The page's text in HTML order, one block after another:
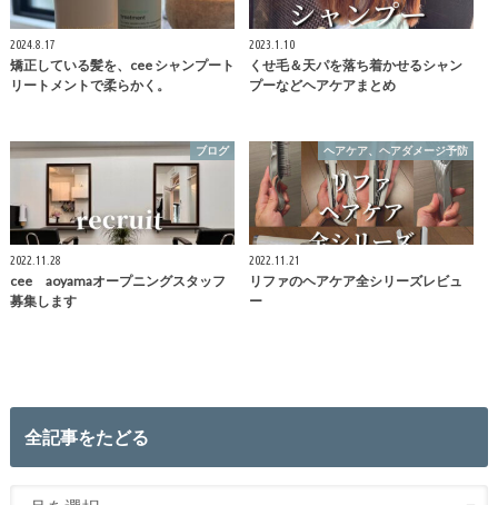
2024.8.17
矯正している髪を、cee シャンプート
リートメントで柔らかく。
2023.1.10
くせ毛＆天パを落ち着かせるシャン
プーなどヘアケアまとめ
ブログ
2022.11.28
cee aoyamaオープニングスタッフ
募集します
ヘアケア、ヘアダメージ予防
2022.11.21
リファのヘアケア全シリーズレビュ
ー
全記事をたどる